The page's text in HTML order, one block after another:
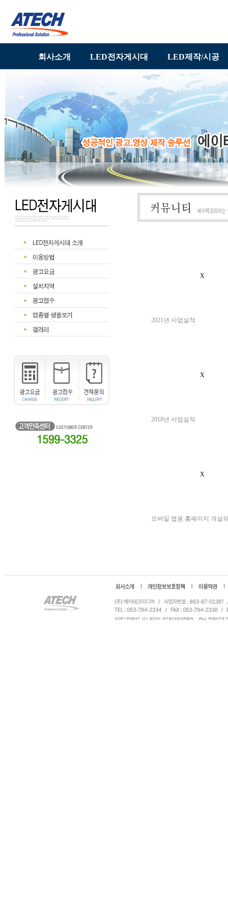
회사소개 LED전자게시대 LED제작/시공
X
2021년 사업실적
X
2018년 사업실적
X
모바일 앱용 홈페이지 개설